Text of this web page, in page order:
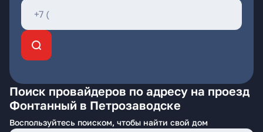
Поиск провайдеров по адресу на проезд
Фонтанный в Петрозаводске
Воспользуйтесь поиском, чтобы найти свой дом